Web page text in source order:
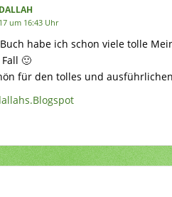
um 16:43 Uhr
habe ich schon viele tolle
🙂
für den tolles und